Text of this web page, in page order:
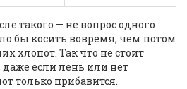
такого — не вопрос одного
бы косить вовремя, чем потом
хлопот. Так что не стоит
если лень или нет
только прибавится.